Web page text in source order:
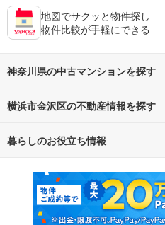
地図でサクッと物件探し
物件比較が手軽にできる
神奈川県の中古マンションを探す
路線・駅から探す
通勤・通学時間から探す
横浜市金沢区の不動産情報を探す
不動産・住宅
新築マンション
新築一戸建て
暮らしのお役立ち情報
マンションカタログ